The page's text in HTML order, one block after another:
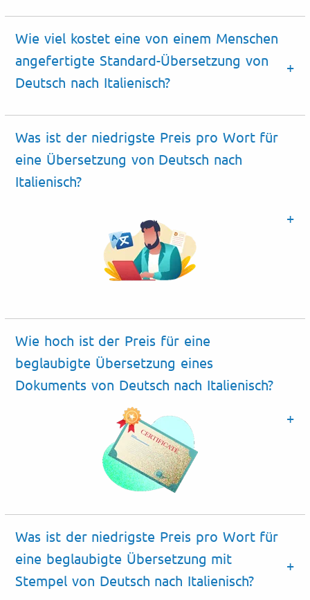
Wie viel kostet eine von einem Menschen
angefertigte Standard-Übersetzung von
Deutsch nach Italienisch?
Was ist der niedrigste Preis pro Wort für
eine Übersetzung von Deutsch nach
Italienisch?
Wie hoch ist der Preis für eine
beglaubigte Übersetzung eines
Dokuments von Deutsch nach Italienisch?
Was ist der niedrigste Preis pro Wort für
eine beglaubigte Übersetzung mit
Stempel von Deutsch nach Italienisch?